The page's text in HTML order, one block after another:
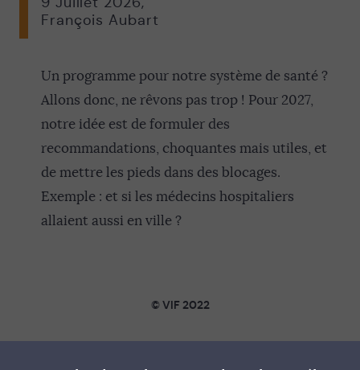
François Aubart
Un programme pour notre système de santé ?
Allons donc, ne rêvons pas trop ! Pour 2027,
notre idée est de formuler des
recommandations, choquantes mais utiles, et
de mettre les pieds dans des blocages.
Exemple : et si les médecins hospitaliers
allaient aussi en ville ?
© VIF 2022
SOUTENIR VIF